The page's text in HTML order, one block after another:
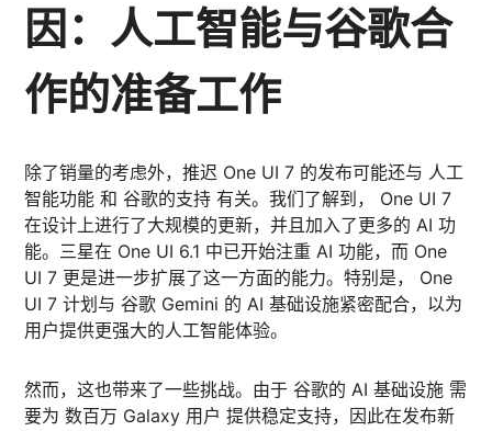
因：人工智能与谷歌合
作的准备工作
除了销量的考虑外，推迟 One UI 7 的发布可能还与 人工
智能功能 和 谷歌的支持 有关。我们了解到， One UI 7
在设计上进行了大规模的更新，并且加入了更多的 AI 功
能。三星在 One UI 6.1 中已开始注重 AI 功能，而 One
UI 7 更是进一步扩展了这一方面的能力。特别是， One
UI 7 计划与 谷歌 Gemini 的 AI 基础设施紧密配合，以为
用户提供更强大的人工智能体验。
然而，这也带来了一些挑战。由于 谷歌的 AI 基础设施 需
要为 数百万 Galaxy 用户 提供稳定支持，因此在发布新